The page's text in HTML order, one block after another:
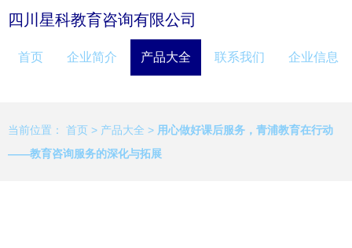
四川星科教育咨询有限公司
首页 企业简介 产品大全 联系我们 企业信息
当前位置： 首页 > 产品大全 > 用心做好课后服务，青浦教育在行动
——教育咨询服务的深化与拓展